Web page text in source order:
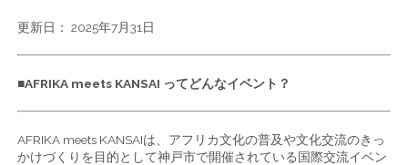
更新日： 2025年7月31日
■AFRIKA meets KANSAI ってどんなイベント？
AFRIKA meets KANSAIは、アフリカ文化の普及や文化交流のきっ
かけづくりを目的として神戸市で開催されている国際交流イベン